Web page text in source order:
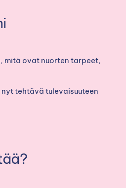
mitä ovat nuorten tarpeet,
tehtävä tulevaisuuteen